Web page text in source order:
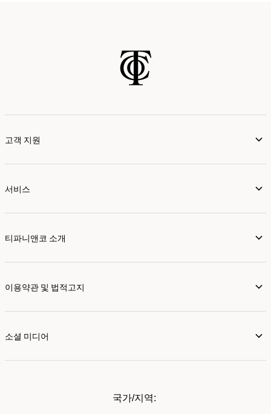
고객 지원
서비스
티파니앤코 소개
이용약관 및 법적고지
소셜 미디어
국가/지역: